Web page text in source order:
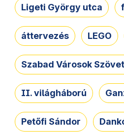
Ligeti György utca
áttervezés LEGO
Szabad Városok
II. világháború
Petőfi Sándor